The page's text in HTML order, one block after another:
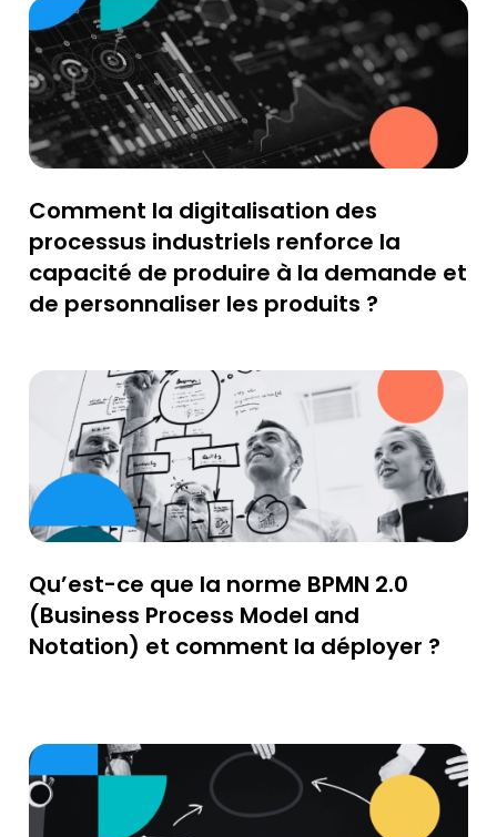
Comment la digitalisation des
processus industriels renforce la
capacité de produire à la demande et
de personnaliser les produits ?
Qu’est-ce que la norme BPMN 2.0
(Business Process Model and
Notation) et comment la déployer ?